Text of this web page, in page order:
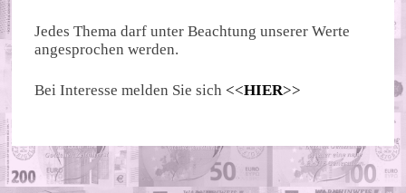
Jedes Thema darf unter Beachtung unserer Werte
angesprochen werden.
Bei Interesse melden Sie sich <<HIER>>